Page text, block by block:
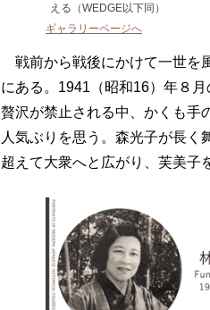
える（WEDGE以下同）
ギャラリーページへ
戦前から戦後にかけて一世を
にある。1941（昭和16）年８
贅沢が禁止される中、かくも手
人気ぶりを思う。森光子が長く
超えて大衆へと広がり、芙美子